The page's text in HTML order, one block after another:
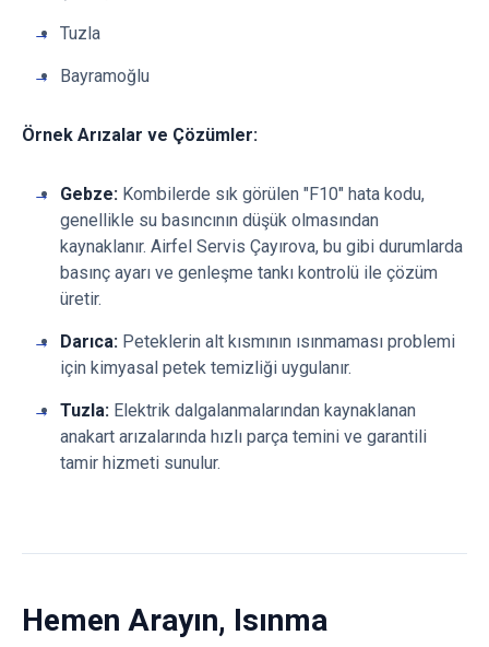
Tuzla
Bayramoğlu
Örnek Arızalar ve Çözümler:
Gebze: Kombilerde sık görülen "F10" hata kodu,
genellikle su basıncının düşük olmasından
kaynaklanır. Airfel Servis Çayırova, bu gibi durumlarda
basınç ayarı ve genleşme tankı kontrolü ile çözüm
üretir.
Darıca: Peteklerin alt kısmının ısınmaması problemi
için kimyasal petek temizliği uygulanır.
Tuzla: Elektrik dalgalanmalarından kaynaklanan
anakart arızalarında hızlı parça temini ve garantili
tamir hizmeti sunulur.
Hemen Arayın, Isınma